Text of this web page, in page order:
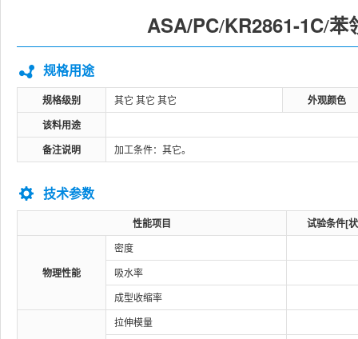
ASA/PC/KR2861-1C/苯
规格用途
规格级别 其它 其它 其它
外观颜色
该料用途
备注说明
加工条件：其它。
技术参数
性能项目 试验条件[
物理性能
密度
吸水率
成型收缩率
拉伸模量